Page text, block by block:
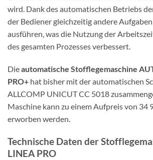
wird. Dank des automatischen Betriebs
der Bediener gleichzeitig andere
ausführen, was die Nutzung der
des gesamten Prozesses verbessert.
Dieautomatische Stofflegemaschine
PRO+ hat bisher mit der automatischen
ALLCOMP UNICUT CC 5018
Maschine kann zu einem Aufpreis von 34
erworben werden.
Technische Daten der
LINEA PRO